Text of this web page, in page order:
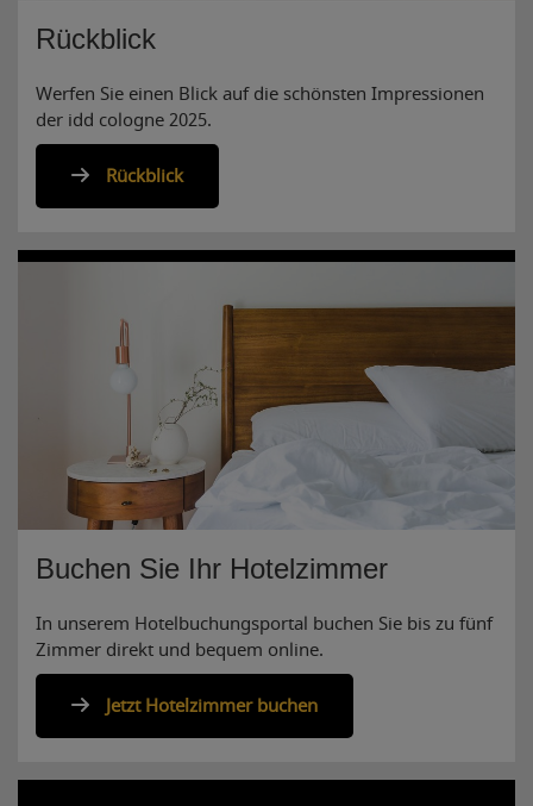
Rückblick
Werfen Sie einen Blick auf die schönsten Impressionen
der idd cologne 2025.
Rückblick
Buchen Sie Ihr Hotelzimmer
In unserem Hotelbuchungsportal buchen Sie bis zu fünf
Zimmer direkt und bequem online.
Jetzt Hotelzimmer buchen